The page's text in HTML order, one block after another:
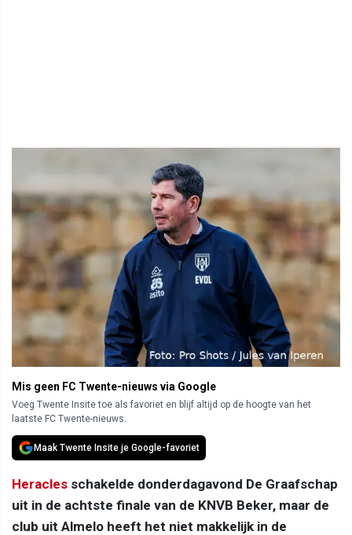
Mis geen FC Twente-nieuws via Google
Voeg Twente Insite toe als favoriet en blijf altijd op de hoogte van het
laatste FC Twente-nieuws.
Maak Twente Insite je Google-favoriet
Heracles schakelde donderdagavond De Graafschap
uit in de achtste finale van de KNVB Beker, maar de
club uit Almelo heeft het niet makkelijk in de